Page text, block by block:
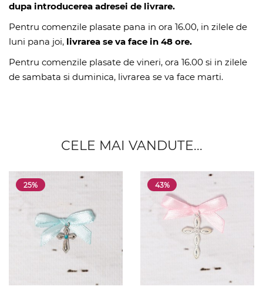
dupa introducerea adresei de livrare.
Pentru comenzile plasate pana in ora 16.00, in zilele de
luni pana joi, livrarea se va face in 48 ore.
Pentru comenzile plasate de vineri, ora 16.00 si in zilele
de sambata si duminica, livrarea se va face marti.
CELE MAI VANDUTE...
25% 43%